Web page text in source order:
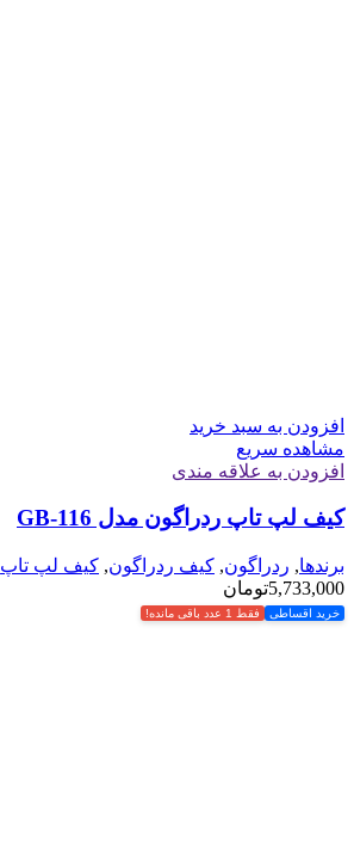
افزودن به سبد خرید
مشاهده سریع
افزودن به علاقه مندی
کیف لپ تاپ ردراگون مدل GB-116
برندها, ردراگون, کیف ردراگون, کیف لپ تاپ
5,733,000تومان
خرید اقساطی فقط 1 عدد باقی مانده!